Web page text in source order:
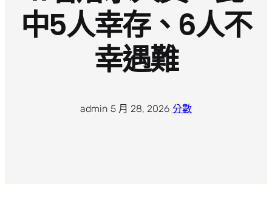
中5人幸存、6人不
幸遇難
admin 5 月 28, 2026 分數